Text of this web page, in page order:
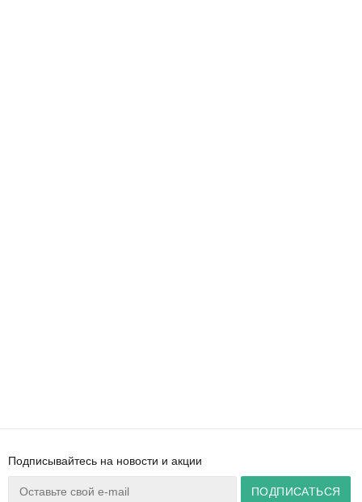
Подписывайтесь на новости и акции